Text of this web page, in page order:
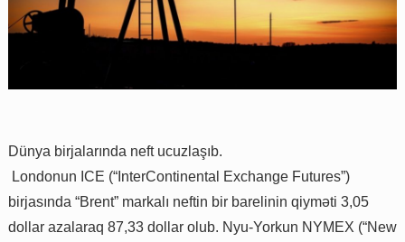
Dünya birjalarında neft ucuzlaşıb.
Londonun ICE (“InterContinental Exchange Futures”)
birjasında “Brent” markalı neftin bir barelinin qiyməti 3,05
dollar azalaraq 87,33 dollar olub. Nyu-Yorkun NYMEX (“New